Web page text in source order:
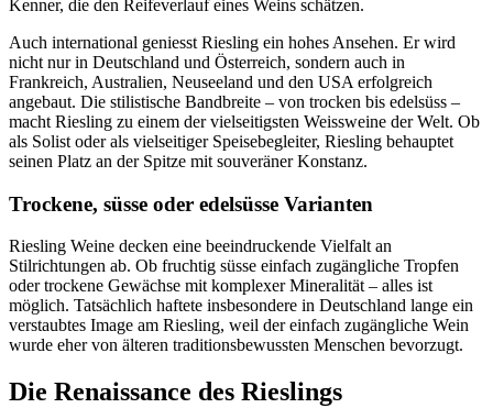
Kenner, die den Reifeverlauf eines Weins schätzen.
Auch international geniesst Riesling ein hohes Ansehen. Er wird
nicht nur in Deutschland und Österreich, sondern auch in
Frankreich, Australien, Neuseeland und den USA erfolgreich
angebaut. Die stilistische Bandbreite – von trocken bis edelsüss –
macht Riesling zu einem der vielseitigsten Weissweine der Welt. Ob
als Solist oder als vielseitiger Speisebegleiter, Riesling behauptet
seinen Platz an der Spitze mit souveräner Konstanz.
Trockene, süsse oder edelsüsse Varianten
Riesling Weine decken eine beeindruckende Vielfalt an
Stilrichtungen ab. Ob fruchtig süsse einfach zugängliche Tropfen
oder trockene Gewächse mit komplexer Mineralität – alles ist
möglich. Tatsächlich haftete insbesondere in Deutschland lange ein
verstaubtes Image am Riesling, weil der einfach zugängliche Wein
wurde eher von älteren traditionsbewussten Menschen bevorzugt.
Die Renaissance des Rieslings